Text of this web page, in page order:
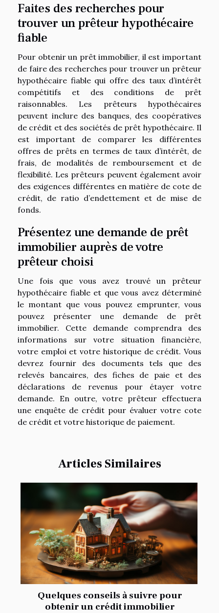
Faites des recherches pour
trouver un prêteur hypothécaire
fiable
Pour obtenir un prêt immobilier, il est important
de faire des recherches pour trouver un prêteur
hypothécaire fiable qui offre des taux d’intérêt
compétitifs et des conditions de prêt
raisonnables. Les prêteurs hypothécaires
peuvent inclure des banques, des coopératives
de crédit et des sociétés de prêt hypothécaire. Il
est important de comparer les différentes
offres de prêts en termes de taux d’intérêt, de
frais, de modalités de remboursement et de
flexibilité. Les prêteurs peuvent également avoir
des exigences différentes en matière de cote de
crédit, de ratio d’endettement et de mise de
fonds.
Présentez une demande de prêt
immobilier auprès de votre
prêteur choisi
Une fois que vous avez trouvé un prêteur
hypothécaire fiable et que vous avez déterminé
le montant que vous pouvez emprunter, vous
pouvez présenter une demande de prêt
immobilier. Cette demande comprendra des
informations sur votre situation financière,
votre emploi et votre historique de crédit. Vous
devrez fournir des documents tels que des
relevés bancaires, des fiches de paie et des
déclarations de revenus pour étayer votre
demande. En outre, votre prêteur effectuera
une enquête de crédit pour évaluer votre cote
de crédit et votre historique de paiement.
Articles Similaires
Quelques conseils à suivre pour
obtenir un crédit immobilier